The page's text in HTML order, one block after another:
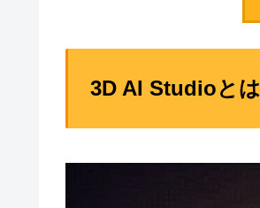
3D AI Studioとは